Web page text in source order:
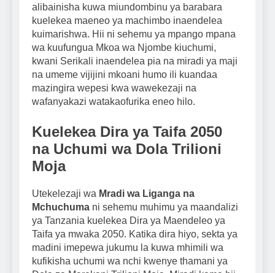
alibainisha kuwa miundombinu ya barabara
kuelekea maeneo ya machimbo inaendelea
kuimarishwa. Hii ni sehemu ya mpango mpana
wa kuufungua Mkoa wa Njombe kiuchumi,
kwani Serikali inaendelea pia na miradi ya maji
na umeme vijijini mkoani humo ili kuandaa
mazingira wepesi kwa wawekezaji na
wafanyakazi watakaofurika eneo hilo.
Kuelekea Dira ya Taifa 2050
na Uchumi wa Dola Trilioni
Moja
Utekelezaji wa Mradi wa Liganga na
Mchuchuma ni sehemu muhimu ya maandalizi
ya Tanzania kuelekea Dira ya Maendeleo ya
Taifa ya mwaka 2050. Katika dira hiyo, sekta ya
madini imepewa jukumu la kuwa mhimili wa
kufikisha uchumi wa nchi kwenye thamani ya